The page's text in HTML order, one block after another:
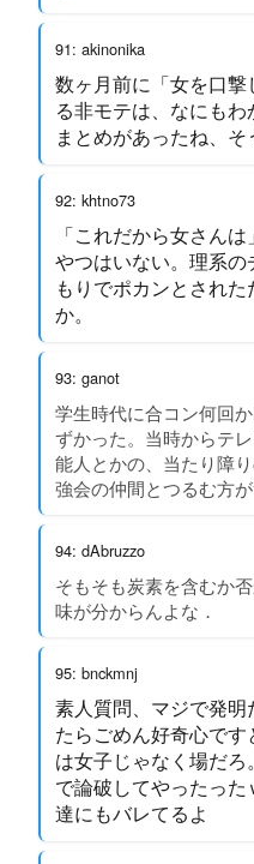
91: akinonika
数ヶ月前に「女を口
る非モテは、なにも
まとめがあったね、
92: khtno73
「これだから女さん
やつはいない。理系
もりでポカンとされ
か。
93: ganot
学生時代に合コン何回
ずかった。当時からテ
能人とかの、当たり障
強会の仲間とつるむ方
94: dAbruzzo
そもそも炭素を含むか
味が分からんよな．
95: bnckmnj
素人質問、マジで発
たらごめん好奇心で
は女子じゃなく場だ
で論破してやったっ
達にもバレてるよ